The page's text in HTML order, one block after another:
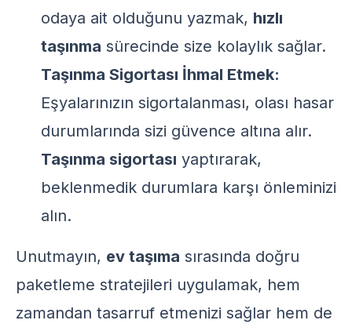
odaya ait olduğunu yazmak, hızlı
taşınma sürecinde size kolaylık sağlar.
Taşınma Sigortası İhmal Etmek:
Eşyalarınızın sigortalanması, olası hasar
durumlarında sizi güvence altına alır.
Taşınma sigortası yaptırarak,
beklenmedik durumlara karşı önleminizi
alın.
Unutmayın, ev taşıma sırasında doğru
paketleme stratejileri uygulamak, hem
zamandan tasarruf etmenizi sağlar hem de